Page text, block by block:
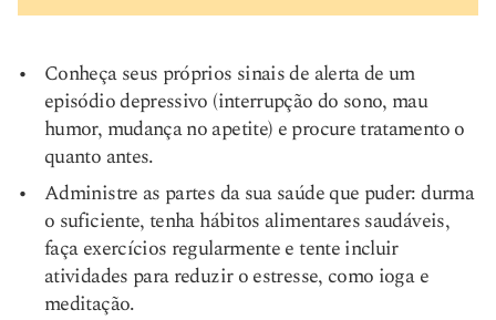
Conheça seus próprios sinais de alerta de um
episódio depressivo (interrupção do sono, mau
humor, mudança no apetite) e procure tratamento o
quanto antes.
Administre as partes da sua saúde que puder: durma
o suficiente, tenha hábitos alimentares saudáveis,
faça exercícios regularmente e tente incluir
atividades para reduzir o estresse, como ioga e
meditação.